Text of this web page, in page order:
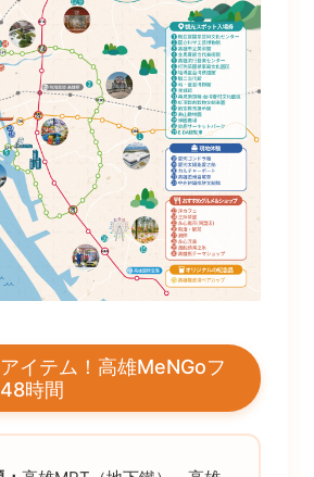
イテム！高雄MeNGoフ
時間